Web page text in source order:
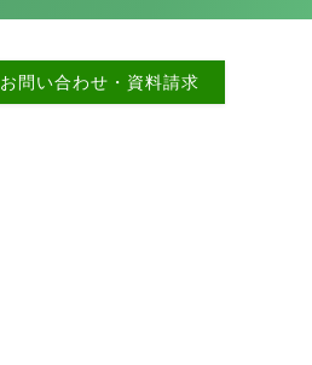
お問い合わせ・資料請求